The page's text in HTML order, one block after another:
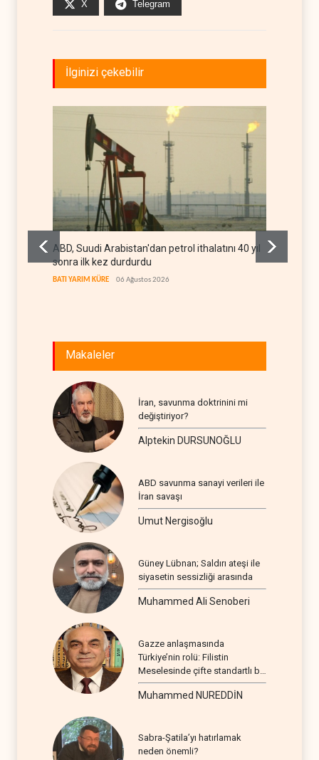
X Telegram
İlginizi çekebilir
ABD, Suudi Arabistan'dan petrol ithalatını 40 yıl
sonra ilk kez durdurdu
BATI YARIM KÜRE 06 Ağustos 2026
Makaleler
İran, savunma doktrinini mi
değiştiriyor?
Alptekin DURSUNOĞLU
ABD savunma sanayi verileri ile
İran savaşı
Umut Nergisoğlu
Güney Lübnan; Saldırı ateşi ile
siyasetin sessizliği arasında
Muhammed Ali Senoberi
Gazze anlaşmasında
Türkiye’nin rolü: Filistin
Meselesinde çifte standartlı bir
seyir
Muhammed NUREDDİN
Sabra-Şatila’yı hatırlamak
neden önemli?